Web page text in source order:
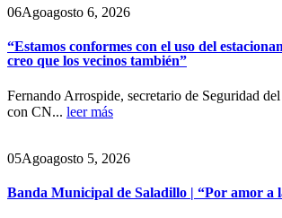
06Agoagosto 6, 2026
“Estamos conformes con el uso del
creo que los vecinos también”
Fernando Arrospide, secretario de Seguridad
con CN... leer más
05Agoagosto 5, 2026
Banda Municipal de Saladillo | “Por amor a